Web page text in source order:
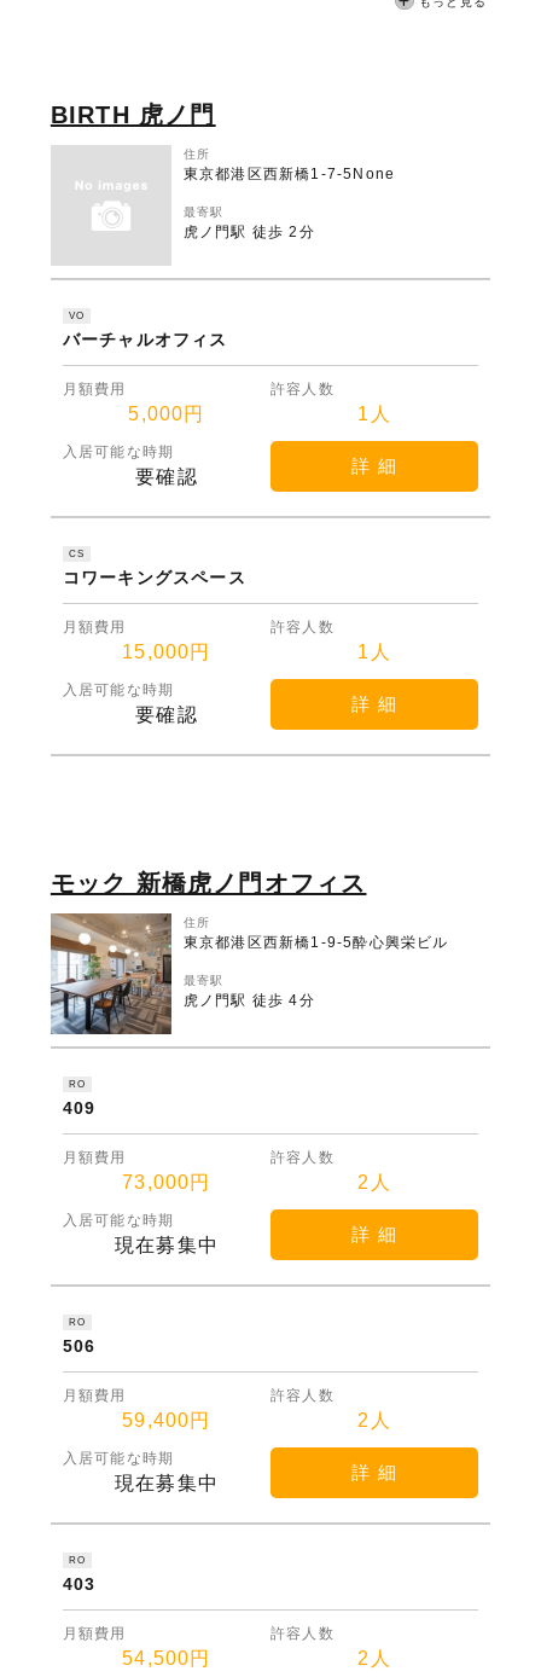
BIRTH 虎ノ門
住所
東京都港区西新橋1-7-5None
最寄駅
虎ノ門駅 徒歩 2分
VO
バーチャルオフィス
月額費用
5,000円
許容人数
1人
入居可能な時期
要確認
詳 細
CS
コワーキングスペース
月額費用
15,000円
許容人数
1人
入居可能な時期
要確認
詳 細
モック 新橋虎ノ門オフィス
住所
東京都港区西新橋1-9-5酔心興栄ビル
最寄駅
虎ノ門駅 徒歩 4分
RO
409
月額費用
73,000円
許容人数
2人
入居可能な時期
現在募集中
詳 細
RO
506
月額費用
59,400円
許容人数
2人
入居可能な時期
現在募集中
詳 細
RO
403
月額費用
54,500円
許容人数
2人